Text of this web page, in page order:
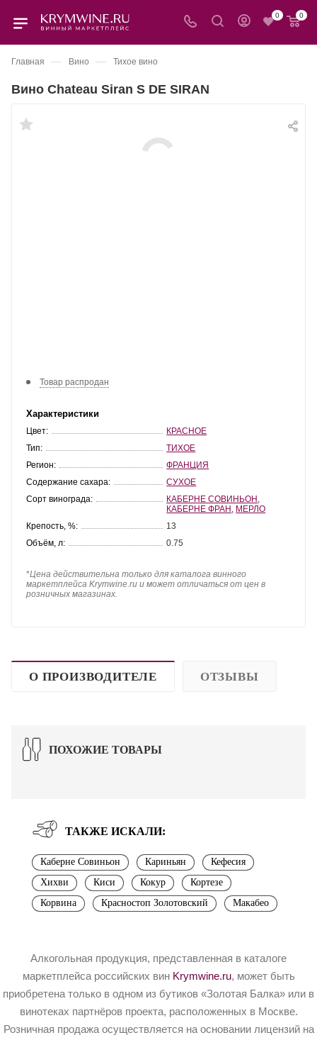
0 0
Главная — Вино — Тихое вино
Вино Chateau Siran S DE SIRAN
Товар распродан
Характеристики
Цвет:
КРАСНОЕ
Тип:
ТИХОЕ
Регион:
ФРАНЦИЯ
Содержание сахара:
СУХОЕ
Сорт винограда:
КАБЕРНЕ СОВИНЬОН
КАБЕРНЕ ФРАН МЕРЛО
Крепость, %:
13
Объём, л:
0.75
*Цена действительна только для каталога винного
маркетплейса Krymwine.ru и может отличаться от цен в
розничных магазинах.
О ПРОИЗВОДИТЕЛЕ ОТЗЫВЫ
ПОХОЖИЕ ТОВАРЫ
ТАКЖЕ ИСКАЛИ:
Каберне Совиньон Кариньян
Кефесия
Хихви
Киси Кокур
Кортезе
Корвина
Красностоп Золотовский Макабео
Алкогольная продукция, представленная в каталоге
маркетплейса российских вин Krymwine.ru, может быть
приобретена только в одном из бутиков «Золотая Балка» или в
винотеках партнёров проекта, расположенных в Москве.
Розничная продажа осуществляется на основании лицензий на